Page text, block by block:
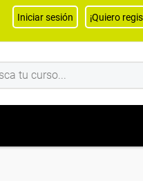
Iniciar sesión ¡Quiero